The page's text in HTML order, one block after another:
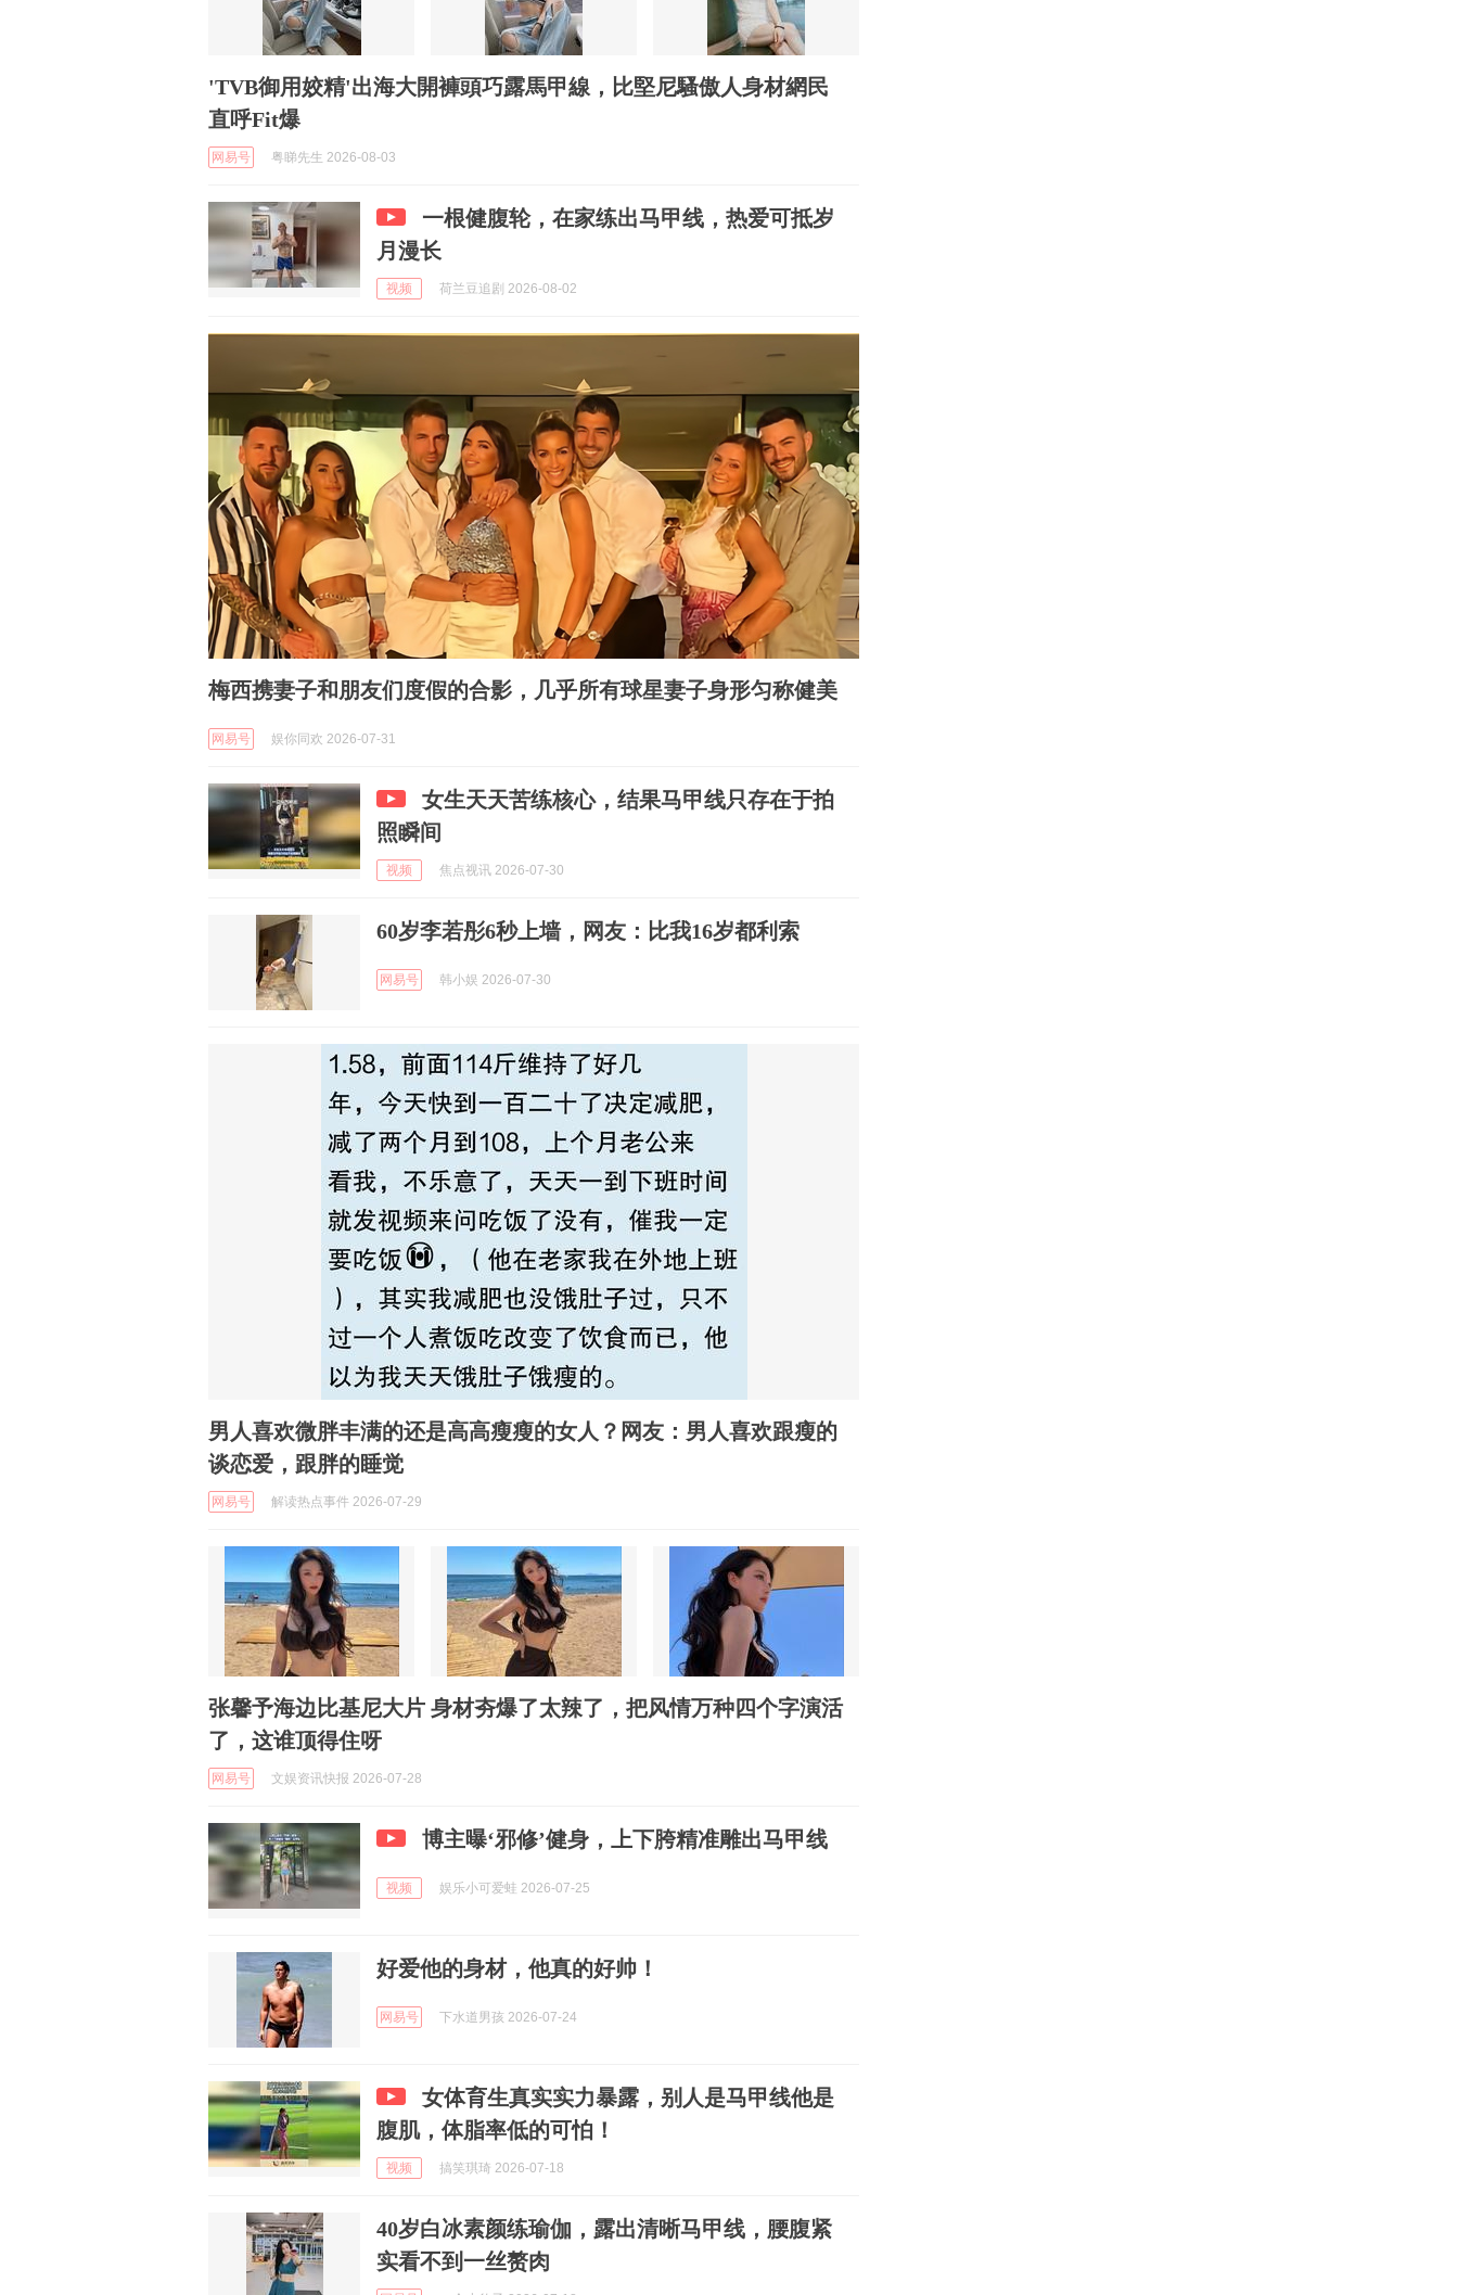
'TVB御用姣精'出海大開褲頭巧露馬甲線，比堅尼騷傲人身材網民
直呼Fit爆
网易号 粤睇先生 2026-08-03
一根健腹轮，在家练出马甲线，热爱可抵岁
月漫长
视频 荷兰豆追剧 2026-08-02
梅西携妻子和朋友们度假的合影，几乎所有球星妻子身形匀称健美
网易号 娱你同欢 2026-07-31
女生天天苦练核心，结果马甲线只存在于拍
照瞬间
视频 焦点视讯 2026-07-30
60岁李若彤6秒上墙，网友：比我16岁都利索
网易号 韩小娱 2026-07-30
男人喜欢微胖丰满的还是高高瘦瘦的女人？网友：男人喜欢跟瘦的
谈恋爱，跟胖的睡觉
网易号 解读热点事件 2026-07-29
张馨予海边比基尼大片 身材夯爆了太辣了，把风情万种四个字演活
了，这谁顶得住呀
网易号 文娱资讯快报 2026-07-28
博主曝‘邪修’健身，上下胯精准雕出马甲线
视频 娱乐小可爱蛙 2026-07-25
好爱他的身材，他真的好帅！
网易号 下水道男孩 2026-07-24
女体育生真实实力暴露，别人是马甲线他是
腹肌，体脂率低的可怕！
视频 搞笑琪琦 2026-07-18
40岁白冰素颜练瑜伽，露出清晰马甲线，腰腹紧
实看不到一丝赘肉